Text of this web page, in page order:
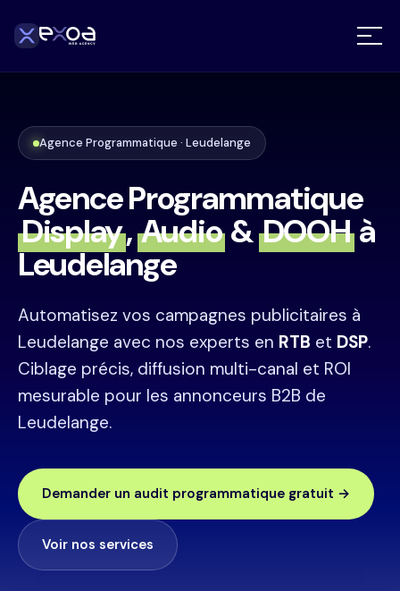
Agence Programmatique · Leudelange
Agence Programmatique
Display, Audio & DOOHà
Leudelange
Automatisez vos campagnes publicitaires à
Leudelange avec nos experts en RTB et DSP.
Ciblage précis, diffusion multi-canal et ROI
mesurable pour les annonceurs B2B de
Leudelange.
Demander un audit programmatique gratuit →
Voir nos services